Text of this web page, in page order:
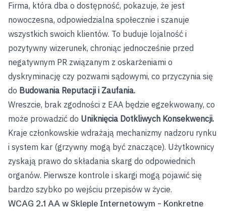
Firma, która dba o dostępność, pokazuje, że jest
nowoczesna, odpowiedzialna społecznie i szanuje
wszystkich swoich klientów. To buduje lojalność i
pozytywny wizerunek, chroniąc jednocześnie przed
negatywnym PR związanym z oskarżeniami o
dyskryminację czy pozwami sądowymi, co przyczynia się
do Budowania Reputacji i Zaufania.
Wreszcie, brak zgodności z EAA będzie egzekwowany, co
może prowadzić do Uniknięcia Dotkliwych Konsekwencji.
Kraje członkowskie wdrażają mechanizmy nadzoru rynku
i system kar (grzywny mogą być znaczące). Użytkownicy
zyskają prawo do składania skarg do odpowiednich
organów. Pierwsze kontrole i skargi mogą pojawić się
bardzo szybko po wejściu przepisów w życie.
WCAG 2.1 AA w Sklepie Internetowym – Konkretne